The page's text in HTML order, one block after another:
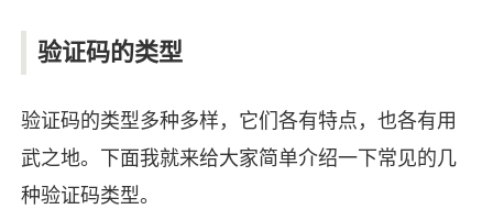
验证码的类型
验证码的类型多种多样，它们各有特点，也各有用
武之地。下面我就来给大家简单介绍一下常见的几
种验证码类型。